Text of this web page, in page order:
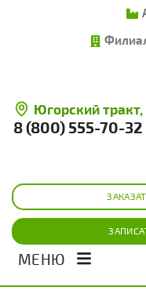
Югорский тракт,
8 (800) 555-70-32
МЕНЮ